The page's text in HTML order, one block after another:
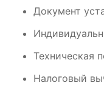
Документ
Техническая
Налоговый